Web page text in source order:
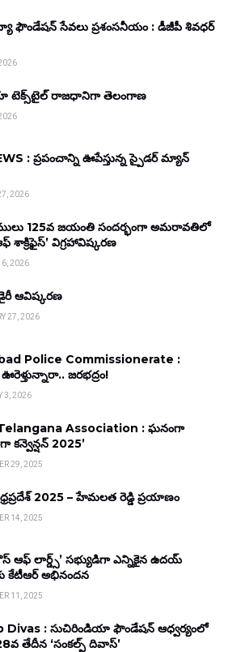
ఫౌండేషన్ సేవలు ప్రశంసనీయం : డీజీపీ శివధర్
టెక్స్‌టైల్ రాజధానిగా తెలంగాణ
: ప్రపంచాన్ని ఊపేస్తున్న స్పైడర్ మ్యాన్
2026
125వ జయంతి సందర్భంగా అమరావతిలో
శాక్రిఫైస్’ విగ్రహావిష్కరణ
2026
ఆవిష్కరణ
27, 2026
Police Commissionerate :
ఊరెళ్తున్నారా.. జరభద్రం!
3, 2026
Association : ఘనంగా
కన్వెన్షన్ 2025’
29, 2025
2025 – హేమలత రెడ్డి ప్రయాణం
14, 2025
ఆఫ్ లార్డ్స్’ సభ్యుడిగా ఎన్నికైన ఉదయ్
కేటీఆర్ అభినందన
11, 2025
Divas : సుచిరిండియా ఫౌండేషన్ ఆధ్వర్యంలో
తేదీన ‘సంకల్ప్ దివాస్’